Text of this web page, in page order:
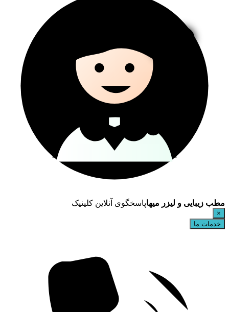
مطب زیبایی و لیزر میهاپاسخگوی آنلاین کلینیک
×
خدمات ما